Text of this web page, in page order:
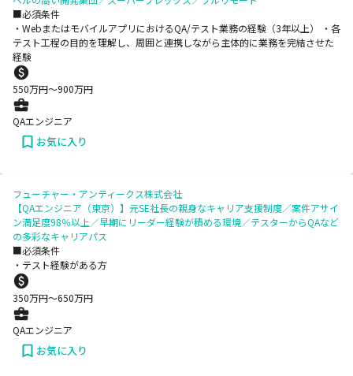
■必須条件
・WebまたはモバイルアプリにおけるQA/テスト業務の経験（3年以上） ・各
テスト工程の目的を理解し、周囲と連携しながら主体的に業務を完結させた
経験
550万円〜900万円
QAエンジニア
お気に入り
フューチャー・アンティークス株式会社
【QAエンジニア（東京）】元SE社長の親身なキャリア支援制度／案件アサイ
ン満足度98％以上／早期にリーダー経験が積める環境／テスターからQAなど
の多彩なキャリアパス
■必須条件
・テスト経験がある方
350万円〜650万円
QAエンジニア
お気に入り